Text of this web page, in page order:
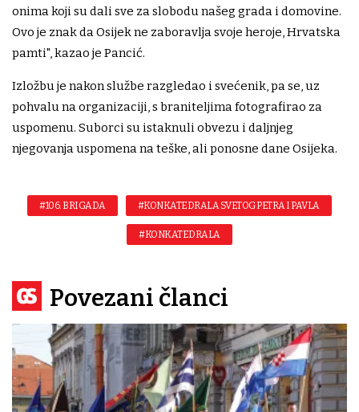
onima koji su dali sve za slobodu našeg grada i domovine.
Ovo je znak da Osijek ne zaboravlja svoje heroje, Hrvatska
pamti", kazao je Pancić.
Izložbu je nakon službe razgledao i svećenik, pa se, uz
pohvalu na organizaciji, s braniteljima fotografirao za
uspomenu. Suborci su istaknuli obvezu i daljnjeg
njegovanja uspomena na teške, ali ponosne dane Osijeka.
#106. BRIGADA #KONKATEDRALA SVETOG PETRA I PAVLA
#KONKATEDRALA
Povezani članci